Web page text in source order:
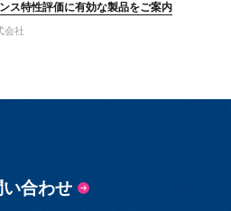
ス特性評価に有効な製品をご案内
会社
い合わせ